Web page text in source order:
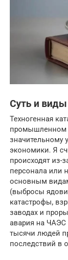
Суть и виды
Техногенная
промышленном
значительному
экономики. Я
происходят из-
персонала или
основным
(выбросы
катастрофы,
заводах и
авария на ЧАЭС
тысячи людей
последствий в